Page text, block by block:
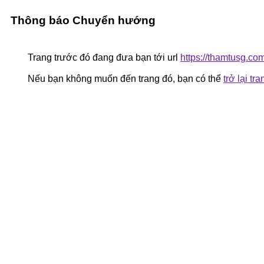
Thông báo Chuyển hướng
Trang trước đó đang đưa bạn tới url https://
Nếu bạn không muốn đến trang đó, bạn có thể trở lại